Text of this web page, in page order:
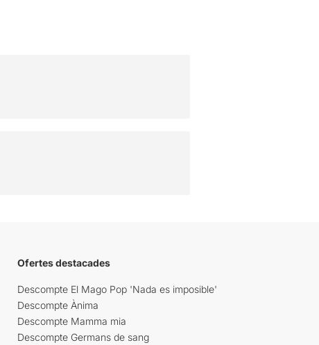
Ofertes destacades
Descompte El Mago Pop 'Nada es imposible'
Descompte Ànima
Descompte Mamma mia
Descompte Germans de sang